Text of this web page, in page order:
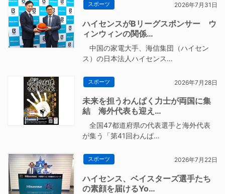
スポーツ 2026年7月31日
ハイセンスがBリーグスポンサー ウ
ィンウィンの関係…
中国の家電大手、海信集団（ハイセン
ス）の日本法人ハイセンス…
スポーツ 2026年7月28日
未来を担うわんぱく力士が両国に集
結 海外代表も迎え…
全国47都道府県の代表選手と海外代表
が集う「第41回わんぱ…
スポーツ 2026年7月22日
ハイセンス、ベイスターズ選手たち
の素顔を届けるYo…